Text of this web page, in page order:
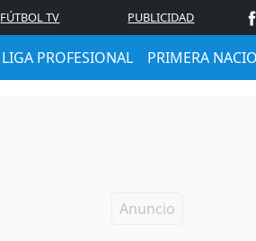
FÚTBOL TV PUBLICIDAD
LIGA PROFESIONAL PRIMERA